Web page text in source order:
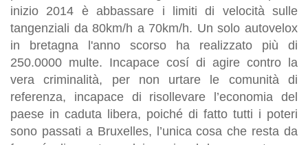
inizio 2014 è abbassare i limiti di velocità sulle
tangenziali da 80km/h a 70km/h. Un solo autovelox
in bretagna l'anno scorso ha realizzato più di
250.0000 multe. Incapace cosí di agire contro la
vera criminalità, per non urtare le comunità di
referenza, incapace di risollevare l’economia del
paese in caduta libera, poiché di fatto tutti i poteri
sono passati a Bruxelles, l’unica cosa che resta da